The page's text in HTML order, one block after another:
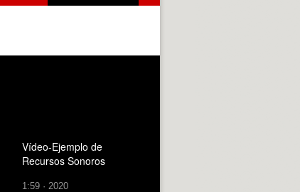
Vídeo-Ejemplo de
Recursos Sonoros
1:59 · 2020